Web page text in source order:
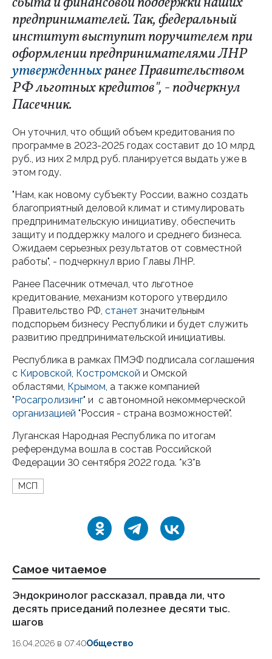
предпринимателей. Так, федеральный
институт выступит поручителем при
оформлении предпринимателями ЛНР
утвержденныхранее Правительством
РФ льготных кредитов", - подчеркнул
Пасечник.
Он уточнил, что общий объем кредитования по
программе в 2023-2025 годах составит до 10 млрд
руб., из них 2 млрд руб. планируется выдать уже в
этом году.
"Нам, как новому субъекту России, важно создать
благоприятный деловой климат и стимулировать
предпринимательскую инициативу, обеспечить
защиту и поддержку малого и среднего бизнеса.
Ожидаем серьезных результатов от совместной
работы", - подчеркнул врио Главы ЛНР.
Ранее Пасечник отмечал, что льготное
кредитование, механизм которого утвердило
Правительство РФ, станет значительным
подспорьем бизнесу Республики и будет служить
развитию предпринимательской инициативы.
Республика в рамках ПМЭФ подписала соглашения
с Кировской, Костромской и Омской
областями, Крымом, а также компанией
"Росагролизинг" и с автономной некоммерческой
организацией "Россия - страна возможностей".
Луганская Народная Республика по итогам
референдума вошла в состав Российской
Федерации 30 сентября 2022 года. *к3*в
МСП
Самое читаемое
Эндокринолог рассказал, правда ли, что
десять приседаний полезнее десяти тыс.
шагов
16.04.2026 в 07:40Общество